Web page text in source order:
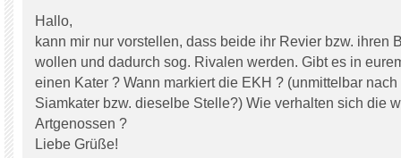
Hallo,
kann mir nur vorstellen, dass beide ihr Revier bzw. ihren
wollen und dadurch sog. Rivalen werden. Gibt es in
einen Kater ? Wann markiert die EKH ? (unmittelbar nach
Siamkater bzw. dieselbe Stelle?) Wie verhalten sich die
Artgenossen ?
Liebe Grüße!